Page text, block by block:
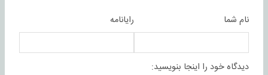
نام شما رایانامه
دیدگاه خود را اینجا بنویسید: